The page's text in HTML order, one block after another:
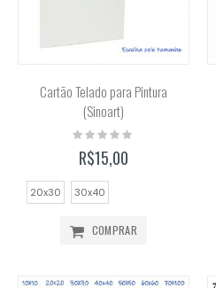
Cartão Telado para Pintura
(Sinoart)
Rating:
R$15,00
20x30 30x40
COMPRAR